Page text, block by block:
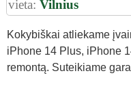
vieta: Vilnius
Kokybiškai atliekame
iPhone 14 Plus, iPhone
remontą. Suteikiame